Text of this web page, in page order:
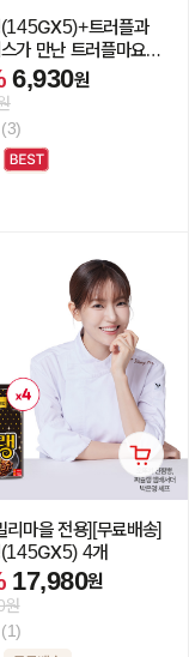
트러플과
가 만난 트러플마요
6,930원
(3)
마을 전용][무료배송]
(145GX5) 4개
17,980원
원
(1)